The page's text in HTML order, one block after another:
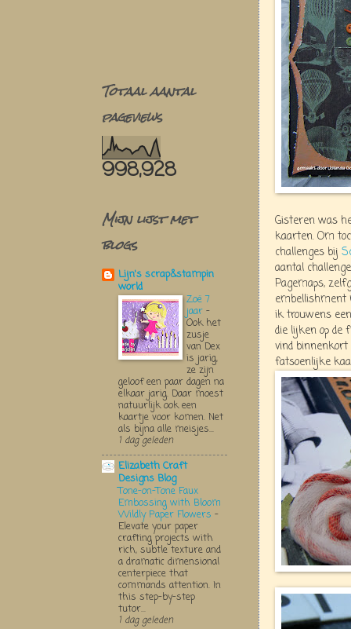
Gisteren was
kaarten. Om
challenges bij
aantal
Pagemaps,
ik trouwens
die lijken op de
vind
fatsoenlijke
Totaal aantal
pageviews
998,928
Mijn lijst met
blogs
Lijn's scrap&stampin
world
Zoë 7
jaar -
Ook het
zusje
van Dex
is jarig,
ze zijn
geloof een paar dagen na
elkaar jarig. Daar moest
natuurlijk ook een
kaartje voor komen. Net
als bijna alle meisjes...
1 dag geleden
Elizabeth Craft
Designs Blog
Tone-on-Tone Faux
Embossing with Bloom
Wildly Paper Flowers -
Elevate your paper
crafting projects with
rich, subtle texture and
a dramatic dimensional
centerpiece that
commands attention. In
this step-by-step
tutor...
1 dag geleden